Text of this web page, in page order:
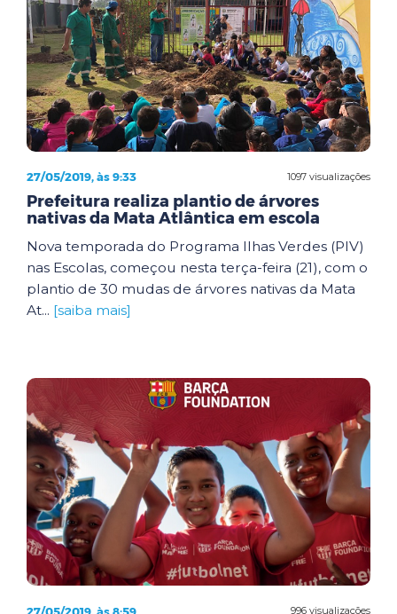
1097 visualizações
27/05/2019, às 9:33
Prefeitura realiza plantio de árvores
nativas da Mata Atlântica em escola
Nova temporada do Programa Ilhas Verdes (PIV)
nas Escolas, começou nesta terça-feira (21), com o
plantio de 30 mudas de árvores nativas da Mata
At... [saiba mais]
996 visualizações
27/05/2019, às 8:59